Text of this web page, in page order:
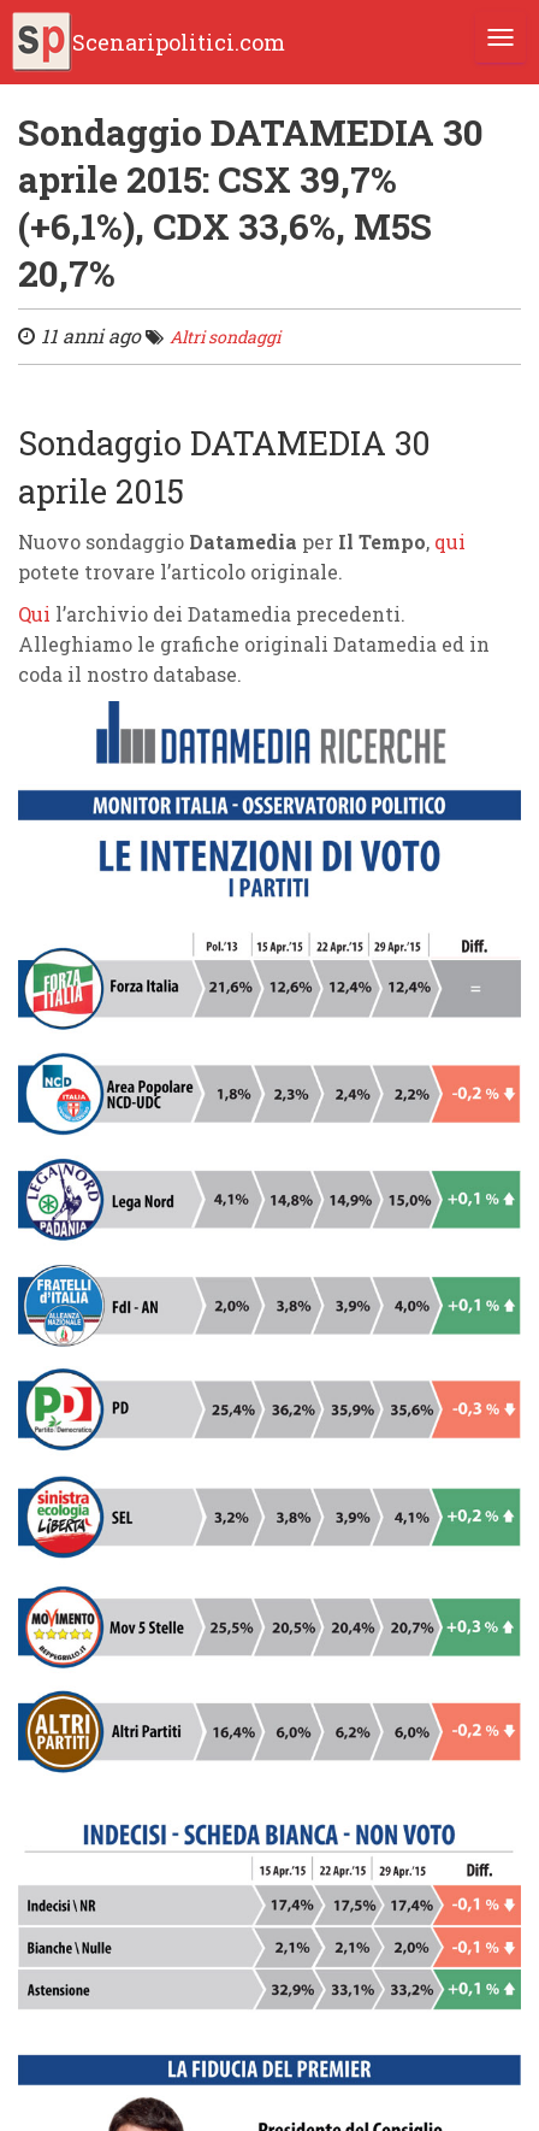
Scenaripolitici.com
Sondaggio DATAMEDIA 30
aprile 2015: CSX 39,7%
(+6,1%), CDX 33,6%, M5S
20,7%
11 anni ago Altri sondaggi
Sondaggio DATAMEDIA 30
aprile 2015
Nuovo sondaggio Datamedia per Il Tempo, qui
potete trovare l’articolo originale.
Qui l’archivio dei Datamedia precedenti.
Alleghiamo le grafiche originali Datamedia ed in
coda il nostro database.